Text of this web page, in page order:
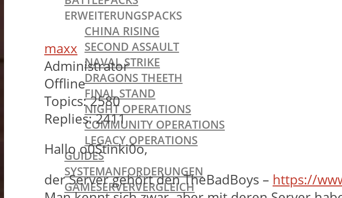
ERWEITERUNGSPACKS
CHINA RISING
SECOND ASSAULT
NAVAL STRIKE
DRAGONS THEETH
FINAL STAND
NIGHT OPERATIONS
COMMUNITY OPERATIONS
LEGACY OPERATIONS
GUIDES
SYSTEMANFORDERUNGEN
GAMESERVERVERGLEICH
maxx
Administrator
Offline
Topics: 2580
Replies: 2411
Halloo0Stinki0o,
der Server gehört den TheBadBoys – https://